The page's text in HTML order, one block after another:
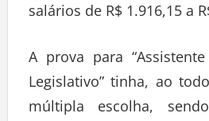
salários de R$ 1.916,15 a
A prova para
Legislativo” tinha, ao
múltipla escolha,